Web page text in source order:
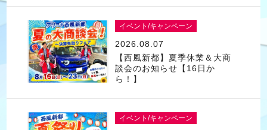
イベント/キャンペーン
2026.08.07
【西風新都】夏季休業＆大商
談会のお知らせ【16日か
ら！】
イベント/キャンペーン